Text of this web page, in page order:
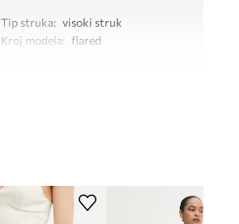
Tip struka: visoki struk
Kroj modela: flared
Preporučamo da odaberete veličinu koju
inače nosite.